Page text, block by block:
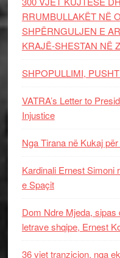
RRUMBULLAKËT NË
SHPËRNGULJEN E
KRAJË-SHESTAN NË
SHPOPULLIMI,
VATRA’s Letter to
Injustice
Nga Tirana në Kukaj
Kardinali Ernest Simoni
e Spaçit
Dom Ndre Mjeda,
letrave shqipe, Ernest
36 vjet tranzicion, nga